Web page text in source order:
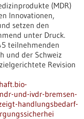
(MDR)
Innovationen,
setzen den
unter Druck.
teilnehmenden
und der Schweiz
Revision
und-ivdr-bremsen-
handlungsbedarf-